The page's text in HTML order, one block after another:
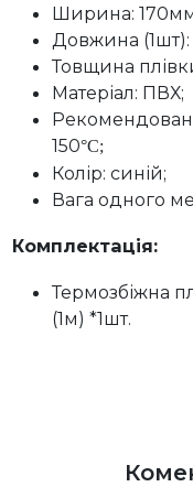
Ширина:
Довжина (1шт):
Товщина
Матеріал: ПВХ;
150°C;
Колір: синій;
Вага одного
Комплектація:
Термозбіжна
(1м) *1шт.